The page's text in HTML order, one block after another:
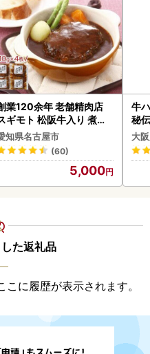
業120余年 老舗精肉店
ギモト 松阪牛入り 煮込
ハンバーグ 110g×4枚
菜 お取り寄せ グルメ ハ
バーグ 冷凍
知県名古屋市
(60)
5,000
牛
秘
焼
大
た返礼品
に履歴が表示されます。